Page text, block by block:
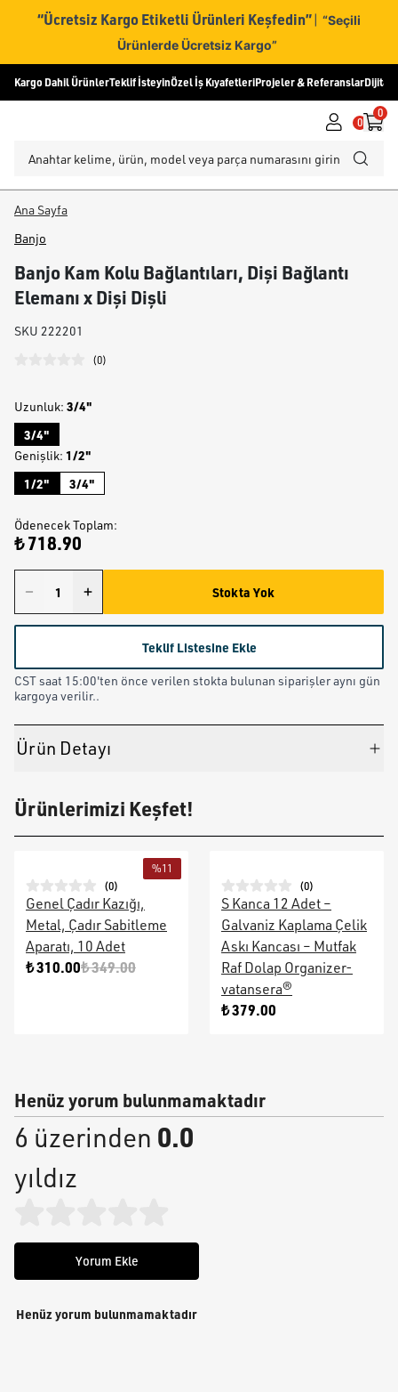
“Ücretsiz Kargo Etiketli Ürünleri Keşfedin” | “Seçili
Ürünlerde Ücretsiz Kargo”
Kargo Dahil ÜrünlerTeklif İsteyinÖzel İş KıyafetleriProjeler & ReferanslarDijital
0
0
Ana Sayfa
Banjo
Banjo Kam Kolu Bağlantıları, Dişi Bağlantı
Elemanı x Dişi Dişli
SKU 222201
(0)
Uzunluk: 3/4"
3/4"
Genişlik: 1/2"
1/2"
3/4"
Ödenecek Toplam:
₺ 718.90
Stokta Yok
Teklif Listesine Ekle
CST saat 15:00'ten önce verilen stokta bulunan siparişler aynı gün
kargoya verilir..
Ürün Detayı
Ürünlerimizi Keşfet!
%11
(0)
Genel Çadır Kazığı,
Metal, Çadır Sabitleme
Aparatı, 10 Adet
₺ 310.00₺ 349.00
(0)
S Kanca 12 Adet –
Galvaniz Kaplama Çelik
Askı Kancası – Mutfak
Raf Dolap Organizer-
vatansera®
₺ 379.00
Henüz yorum bulunmamaktadır
6 üzerinden 0.0
yıldız
Yorum Ekle
Henüz yorum bulunmamaktadır